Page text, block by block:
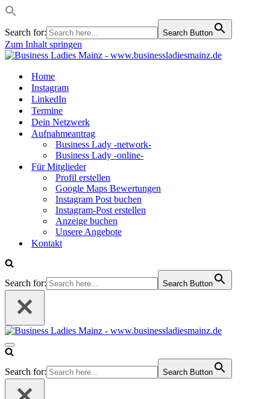
Search for: Search Button
Zum Inhalt springen
Home
Instagram
LinkedIn
Termine
Dein Netzwerk
Aufnahmeantrag
Business Lady -network-
Business Lady -online-
Für Mitglieder
Profil erstellen
Google Maps Bewertungen
Instagram Post buchen
Instagram-Post erstellen
Anzeige buchen
Unsere Angebote
Kontakt
Search for: Search Button
Navigationsmenü
Search for: Search Button